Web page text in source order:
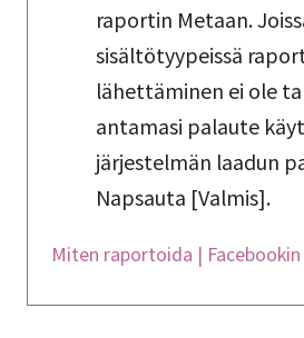
raportin Metaan.
sisältötyypeissä
lähettäminen ei ole
antamasi palaute
järjestelmän laadun
Napsauta [Valmis].
Miten raportoida |